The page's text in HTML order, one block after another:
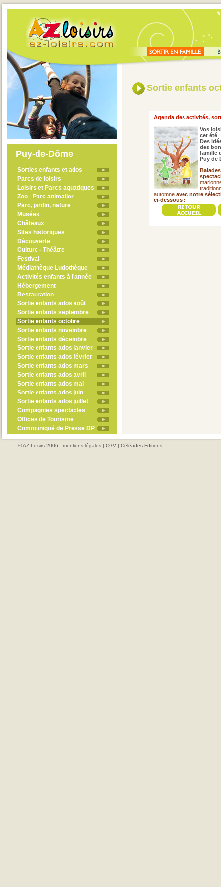
Puy-de-Dôme
Sorties enfants et ados
Parcs de loisirs
Loisirs et Parcs aquatiques
Zoo - Parc animalier
Parc, jardin, nature
Musées
Châteaux
Sites historiques
Découverte
Culture - Théâtre
Festival
Médiathèque Ludothèque
Activités enfants à l'année
Hébergement
Restauration
Sortie enfants ados août
Sortie enfants septembre
Sortie enfants octobre
Sortie enfants novembre
Sortie enfants décembre
Sortie enfants ados janvier
Sortie enfants ados février
Sortie enfants ados mars
Sortie enfants ados avril
Sortie enfants ados mai
Sortie enfants ados juin
Sortie enfants ados juillet
Compagnies spectacles
Offices de Tourisme
Communiqué de Presse DP
Sortie enfants
Agenda des activités,
Vos
cet été
Des
des
famille
Puy de
automne avec notre
ci-dessous :
© AZ Loisirs 2006 - mentions légales | CGV | Céléades Editions